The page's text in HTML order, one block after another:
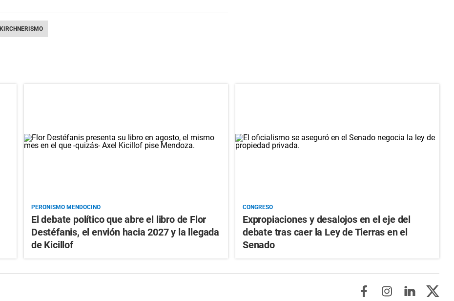
KIRCHNERISMO
PERONISMO MENDOCINO
El debate político que abre el libro de Flor
Destéfanis, el envión hacia 2027 y la llegada
de Kicillof
CONGRESO
Expropiaciones y desalojos en el eje del
debate tras caer la Ley de Tierras en el
Senado